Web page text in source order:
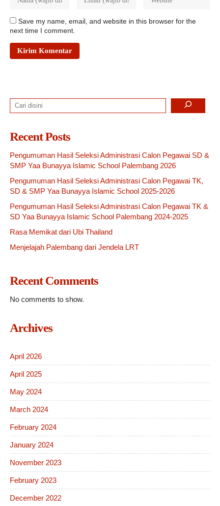
Save my name, email, and website in this browser for the
next time I comment.
Search
Recent Posts
Pengumuman Hasil Seleksi Administrasi Calon Pegawai SD &
SMP Yaa Bunayya Islamic School Palembang 2026
Pengumuman Hasil Seleksi Administrasi Calon Pegawai TK,
SD & SMP Yaa Bunayya Islamic School 2025-2026
Pengumuman Hasil Seleksi Administrasi Calon Pegawai TK &
SD Yaa Bunayya Islamic School Palembang 2024-2025
Rasa Memikat dari Ubi Thailand
Menjelajah Palembang dari Jendela LRT
Recent Comments
No comments to show.
Archives
April 2026
April 2025
May 2024
March 2024
February 2024
January 2024
November 2023
February 2023
December 2022